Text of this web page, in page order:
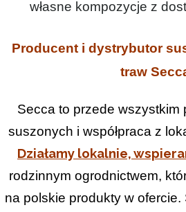
własne kompozycje z
Producent i dystrybutor
traw
Secca to przede wszystkim
suszonych i współpraca z
Działamy lokalnie,
rodzinnym ogrodnictwem,
na polskie produkty w